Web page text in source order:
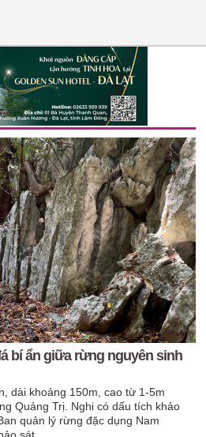
bí ẩn giữa rừng nguyên sinh
dài khoảng 150m, cao từ 1-5m
Quảng Trị. Nghi có dấu tích khảo
quản lý rừng đặc dụng Nam